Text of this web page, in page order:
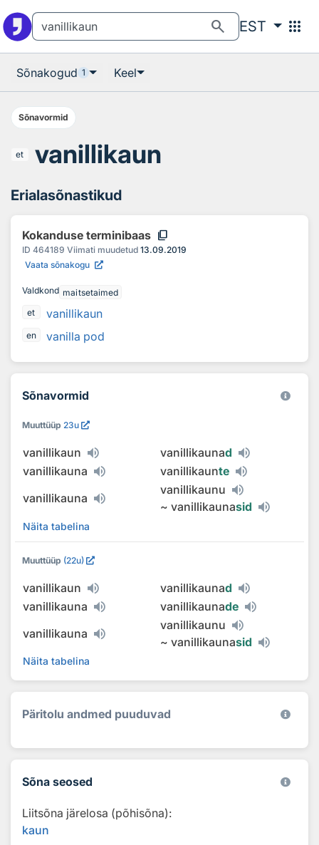
search EST apps
Sõnakogud 1 Keel
Sõnavormid
et vanillikaun
Erialasõnastikud
Kokanduse terminibaas content_copy
ID 464189 Viimati muudetud 13.09.2019
Vaata sõnakogu
Valdkond maitsetaimed
et
vanillikaun
en vanilla pod
Sõnavormid
Muuttüüp 23u
vanillikaun vanillikaunad
vanillikauna
vanillikaunte
vanillikauna
vanillikaunu
~ vanillikaunasid
Näita tabelina
Muuttüüp (22u)
vanillikaun vanillikaunad
vanillikauna
vanillikaunade
vanillikauna
vanillikaunu
~ vanillikaunasid
Näita tabelina
Päritolu andmed puuduvad
Sõna seosed
Liitsõna järelosa (põhisõna):
kaun